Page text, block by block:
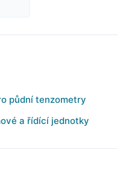
půdní tenzometry
a řídící jednotky